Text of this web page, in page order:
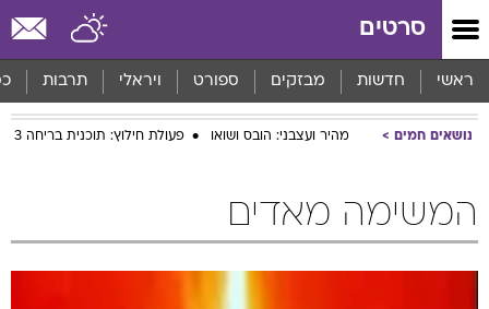
סרטים
ראשי חדשות מבזקים ספורט ויראלי תרבות
נושאים חמים מהיר ועצבני: הובס ושואו פעולת חילוץ: תוכנית בריחה 3
המשימה מאדים